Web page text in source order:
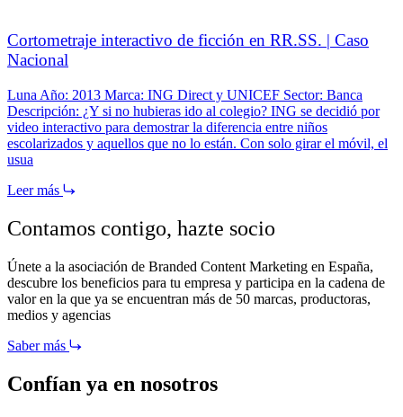
Cortometraje interactivo de ficción en RR.SS. | Caso
Nacional
Luna Año: 2013 Marca: ING Direct y UNICEF Sector: Banca
Descripción: ¿Y si no hubieras ido al colegio? ING se decidió por
video interactivo para demostrar la diferencia entre niños
escolarizados y aquellos que no lo están. Con solo girar el móvil, el
usua
Leer más
Contamos contigo, hazte socio
Únete a la asociación de Branded Content Marketing en España,
descubre los beneficios para tu empresa y participa en la cadena de
valor en la que ya se encuentran más de 50 marcas, productoras,
medios y agencias
Saber más
Confían ya en nosotros